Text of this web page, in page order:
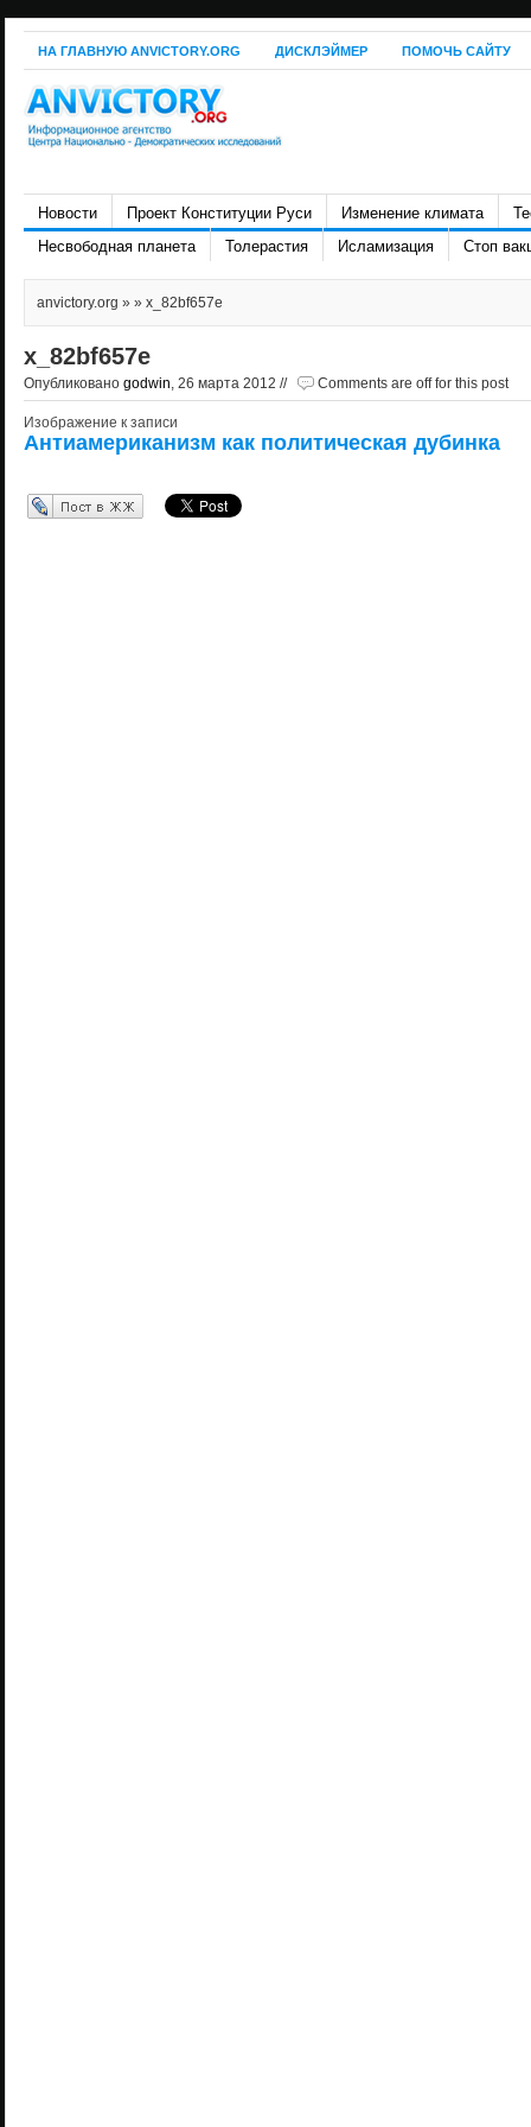
НА ГЛАВНУЮ ANVICTORY.ORG ДИСКЛЭЙМЕР ПОМОЧЬ САЙТУ
Новости Проект Конституции Руси Изменение климата
Несвободная планета
Толерастия Исламизация Стоп
anvictory.org » » x_82bf657e
x_82bf657e
Опубликовано godwin, 26 марта 2012 // Comments are off for this post
Изображение к записи
Антиамериканизм как политическая дубинка
Перепост в ЖЖ